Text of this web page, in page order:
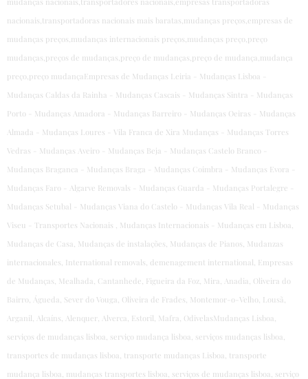
nacionais,transportadoras nacionais mais baratas,mudanças preços,empresas de
mudanças preços,mudanças internacionais preços,mudanças preço,preço
mudanças,preços de mudanças,preço de mudanças,preço de mudança,mudança
preço,preço mudançaEmpresas de Mudanças Leiria - Mudanças Lisboa -
Mudanças Caldas da Rainha - Mudanças Cascais - Mudanças Sintra - Mudanças
Porto - Mudanças Amadora - Mudanças Barreiro - Mudanças Oeiras - Mudanças
Almada - Mudanças Loures - Vila Franca de Xira Mudanças - Mudanças Torres
Vedras - Mudanças Aveiro - Mudanças Beja - Mudanças Castelo Branco -
Mudanças Braganca - Mudanças Braga - Mudanças Coimbra - Mudanças Evora -
Mudanças Faro - Algarve Removals - Mudanças Guarda - Mudanças Portalegre -
Mudanças Setubal - Mudanças Viana do Castelo - Mudanças Vila Real - Mudanças
Viseu - Transportes Nacionais , Mudanças Internacionais - Mudanças em Lisboa,
Mudanças de Casa, Mudanças de instalações, Mudanças de Pianos, Mudanzas
internacionales, International removals, demenagement international, Empresas
de Mudanças, Mealhada, Cantanhede, Figueira da Foz, Mira, Anadia, Oliveira do
Bairro, Águeda, Sever do Vouga, Oliveira de Frades, Montemor-o-Velho, Lousã,
Arganil, Alcaíns, Alenquer, Alverca, Estoril, Mafra, OdivelasMudanças Lisboa,
serviços de mudanças lisboa, serviço mudança lisboa, serviços mudanças lisboa,
transportes de mudanças lisboa, transporte mudanças Lisboa, transporte
mudança lisboa, mudanças transportes lisboa, serviços de mudanças lisboa, serviço